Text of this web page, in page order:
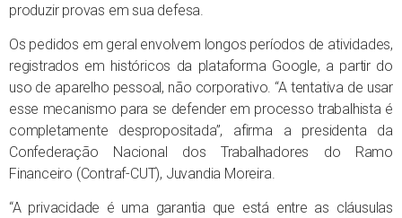
produzir provas em sua defesa.
Os pedidos em geral envolvem longos períodos de atividades,
registrados em históricos da plataforma Google, a partir do
uso de aparelho pessoal, não corporativo. “A tentativa de usar
esse mecanismo para se defender em processo trabalhista é
completamente despropositada”, afirma a presidenta da
Confederação Nacional dos Trabalhadores do Ramo
Financeiro (Contraf-CUT), Juvandia Moreira.
“A privacidade é uma garantia que está entre as cláusulas